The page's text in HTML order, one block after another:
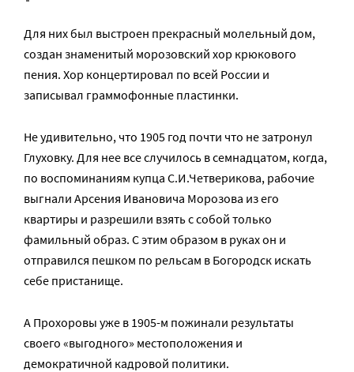
Для них был выстроен прекрасный молельный дом,
создан знаменитый морозовский хор крюкового
пения. Хор концертировал по всей России и
записывал граммофонные пластинки.
Не удивительно, что 1905 год почти что не затронул
Глуховку. Для нее все случилось в семнадцатом, когда,
по воспоминаниям купца С.И.Четверикова, рабочие
выгнали Арсения Ивановича Морозова из его
квартиры и разрешили взять с собой только
фамильный образ. С этим образом в руках он и
отправился пешком по рельсам в Богородск искать
себе пристанище.
А Прохоровы уже в 1905-м пожинали результаты
своего «выгодного» местоположения и
демократичной кадровой политики.